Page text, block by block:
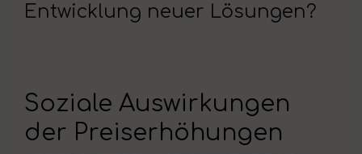
Entwicklung neuer Lösungen?
Soziale Auswirkungen
der Preiserhöhungen